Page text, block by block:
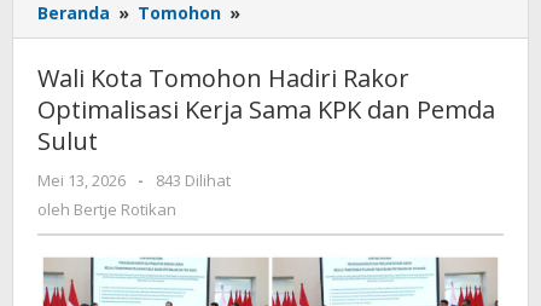
Beranda » Tomohon »
Kota
Tomohon
Hadiri
Rakor
dan
Sulut
Wali Kota Tomohon Hadiri Rakor
Optimalisasi Kerja Sama KPK dan Pemda
Sulut
Mei 13, 2026
oleh
Bertje
-
843 Dilihat
oleh Bertje Rotikan